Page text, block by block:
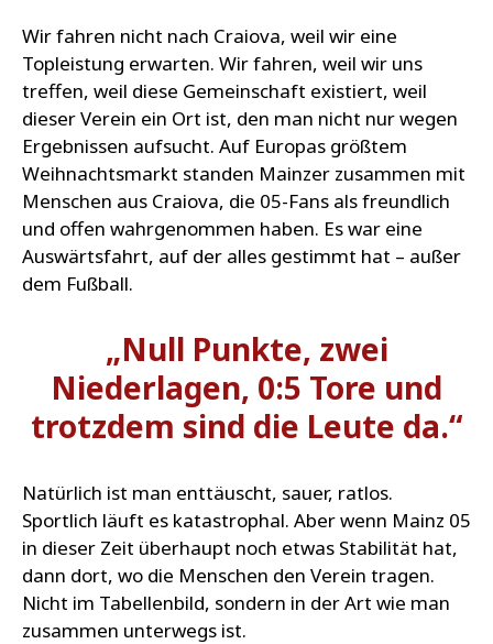
Wir fahren nicht nach Craiova, weil wir eine
Topleistung erwarten. Wir fahren, weil wir uns
treffen, weil diese Gemeinschaft existiert, weil
dieser Verein ein Ort ist, den man nicht nur wegen
Ergebnissen aufsucht. Auf Europas größtem
Weihnachtsmarkt standen Mainzer zusammen mit
Menschen aus Craiova, die 05-Fans als freundlich
und offen wahrgenommen haben. Es war eine
Auswärtsfahrt, auf der alles gestimmt hat – außer
dem Fußball.
„Null Punkte, zwei
Niederlagen, 0:5 Tore und
trotzdem sind die Leute da.“
Natürlich ist man enttäuscht, sauer, ratlos.
Sportlich läuft es katastrophal. Aber wenn Mainz 05
in dieser Zeit überhaupt noch etwas Stabilität hat,
dann dort, wo die Menschen den Verein tragen.
Nicht im Tabellenbild, sondern in der Art wie man
zusammen unterwegs ist.